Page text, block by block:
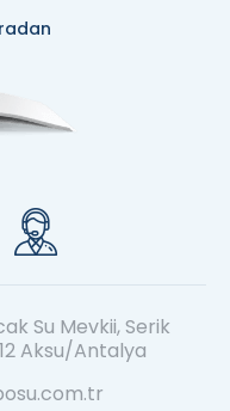
Su Mevkii, Serik
Aksu/Antalya